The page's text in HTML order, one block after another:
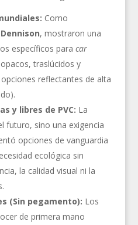
Como
, mostraron una
específicos para car
traslúcidos y
reflectantes de alta
y libres de PVC: La
futuro, sino una exigencia
opciones de vanguardia
ecológica sin
la calidad visual ni la
(Sin pegamento): Los
de primera mano